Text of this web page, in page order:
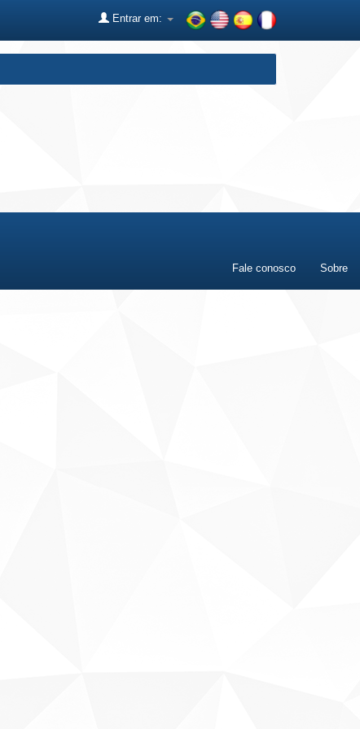
Entrar em:
Fale conosco Sobre